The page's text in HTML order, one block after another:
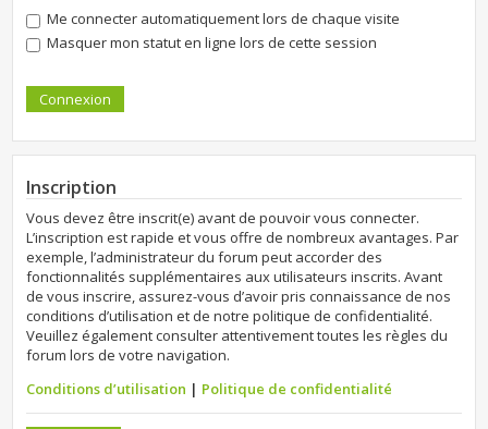
Me connecter automatiquement lors de chaque visite
Masquer mon statut en ligne lors de cette session
Inscription
Vous devez être inscrit(e) avant de pouvoir vous connecter.
L’inscription est rapide et vous offre de nombreux avantages. Par
exemple, l’administrateur du forum peut accorder des
fonctionnalités supplémentaires aux utilisateurs inscrits. Avant
de vous inscrire, assurez-vous d’avoir pris connaissance de nos
conditions d’utilisation et de notre politique de confidentialité.
Veuillez également consulter attentivement toutes les règles du
forum lors de votre navigation.
Conditions d’utilisation | Politique de confidentialité